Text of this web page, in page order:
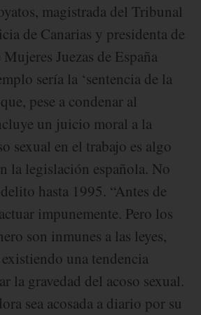
magistrada del Tribunal
de Canarias y presidenta de
Juezas de España
sería la ‘sentencia de la
pese a condenar al
un juicio moral a la
sexual en el trabajo es algo
la legislación española. No
hasta 1995. “Antes de
impunemente. Pero los
son inmunes a las leyes,
una tendencia
la gravedad del acoso sexual.
sea acosada a diario por su